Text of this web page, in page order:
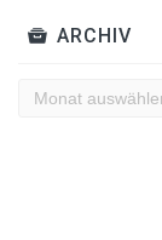
ARCHIV
Archiv